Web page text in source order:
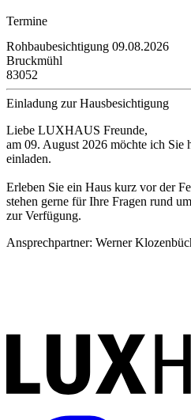
Termine
Rohbaubesichtigung 09.08.2026
Bruckmühl
83052
Einladung zur Hausbesichtigung
Liebe LUXHAUS Freunde,
am 09. August 2026 möchte ich Sie
einladen.
Erleben Sie ein Haus kurz vor der
stehen gerne für Ihre Fragen rund
zur Verfügung.
Ansprechpartner: Werner